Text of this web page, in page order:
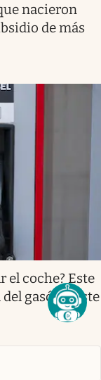
nacieron
de más
el coche? Este
gasóleo este